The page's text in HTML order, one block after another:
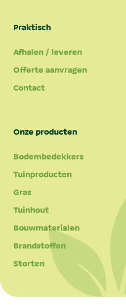
Praktisch
Afhalen / leveren
Offerte aanvragen
Contact
Onze producten
Bodembedekkers
Tuinproducten
Gras
Tuinhout
Bouwmaterialen
Brandstoffen
Storten